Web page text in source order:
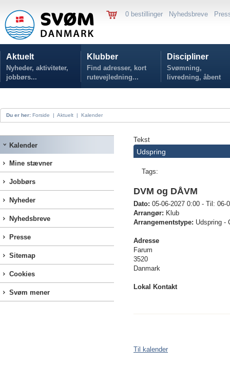
0 bestillinger Nyhedsbreve
Aktuelt
Nyheder, aktiviteter,
jobbørs...
Klubber
Find adresser, kort
rutevejledning...
Discipliner
Svømning,
livredning, åbent
vand...
Du er her: Forside | Aktuelt | Kalender
Kalender
Mine stævner
Jobbørs
Nyheder
Nyhedsbreve
Presse
Sitemap
Cookies
Svøm mener
Tekst
Udspring
Tags:
DVM og DÅVM
Dato: 05-06-2027 0:00 - Til: 06-
Arrangør: Klub
Arrangementstype: Udspring -
Adresse
Farum
3520
Danmark
Lokal Kontakt
Til kalender